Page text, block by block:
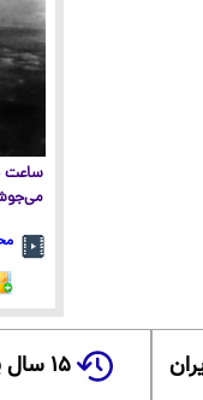
۱۵ سال پیش در چنین روزی